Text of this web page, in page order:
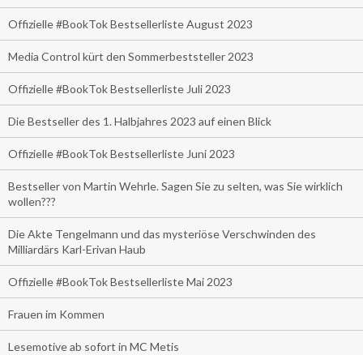
Offizielle #BookTok Bestsellerliste August 2023
Media Control kürt den Sommerbeststeller 2023
Offizielle #BookTok Bestsellerliste Juli 2023
Die Bestseller des 1. Halbjahres 2023 auf einen Blick
Offizielle #BookTok Bestsellerliste Juni 2023
Bestseller von Martin Wehrle. Sagen Sie zu selten, was Sie wirklich
wollen???
Die Akte Tengelmann und das mysteriöse Verschwinden des
Milliardärs Karl-Erivan Haub
Offizielle #BookTok Bestsellerliste Mai 2023
Frauen im Kommen
Lesemotive ab sofort in MC Metis